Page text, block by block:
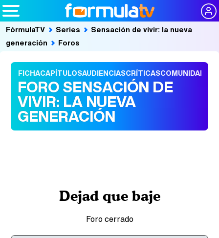
FórmulaTV Series
Sensación de vivir: la nueva
generación
Foros
FICHACAPÍTULOSAUDIENCIASCRÍTICASCOMUNIDAD
FORO SENSACIÓN DE
VIVIR: LA NUEVA
GENERACIÓN
Dejad que baje
Foro cerrado